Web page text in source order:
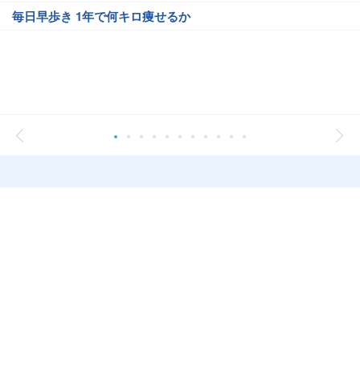
毎日早歩き 1年で何キロ痩せるか